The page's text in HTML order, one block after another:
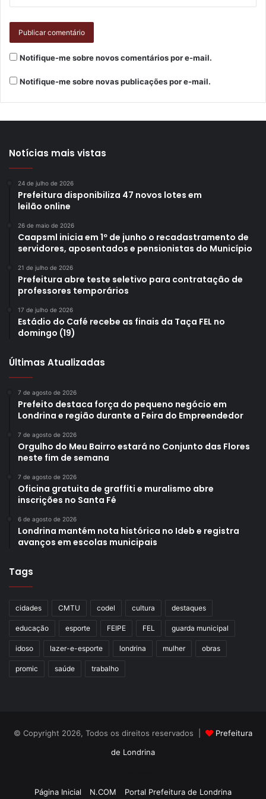
Secretária municipal de Políticas para as Mulheres, Liange
Doy Fernandes. Foto: Vivian Honorato/NCom/Arquivo
A secretária municipal de Políticas para as Mulheres,
Liange Doy Fernandes, frisou que, no primeiro semestre
de 2023, ocorreram pelo menos 599 feminicídios no
Brasil, segundo o Monitor de Feminicídios no Brasil (MFB),
do Laboratório de Estudos de Feminicídios (LESFEM).
“Ou seja, há uma média de três mortes de mulheres por
dia, pelo simples fato de serem mulheres. Esse assunto
tem que ser tratado e visibilizado para que a sociedade
familiar contra a mulher é crime. É preciso ressaltar
também que o feminicídio é evitável porque na maioria das
vezes é um crime anunciado, seja por ameaças ou
agressões. A mulher em situação de violência doméstica e
familiar precisa de ajuda, não apenas do Estado, mas da
Gostei
Dia Estadual de Combate ao Feminicídio
Interseccionalidade
Julho das Pretas mulheres negras
Notifique-me sobre novos comentários por e-mail.
Notifique-me sobre novas publicações por e-mail.
Notícias mais vistas
24 de julho de 2026
Prefeitura disponibiliza 47 novos lotes em
leilão online
26 de maio de 2026
Caapsml inicia em 1º de junho o recadastramento de
servidores, aposentados e pensionistas do Município
21 de julho de 2026
Prefeitura abre teste seletivo para contratação de
professores temporários
17 de julho de 2026
Estádio do Café recebe as finais da Taça FEL no
domingo (19)
Últimas Atualizadas
7 de agosto de 2026
Prefeito destaca força do pequeno negócio em
Londrina e região durante a Feira do Empreendedor
7 de agosto de 2026
Orgulho do Meu Bairro estará no Conjunto das Flores
neste fim de semana
7 de agosto de 2026
Oficina gratuita de graffiti e muralismo abre
inscrições no Santa Fé
6 de agosto de 2026
Londrina mantém nota histórica no Ideb e registra
avanços em escolas municipais
Tags
cidades CMTU codel cultura destaques
educação esporte FEIPE FEL guarda municipal
idoso lazer-e-esporte londrina mulher obras
promic saúde trabalho
© Copyright 2026, Todos os direitos reservados |
Prefeitura
de Londrina
Página Inicial N.COM Portal Prefeitura de Londrina